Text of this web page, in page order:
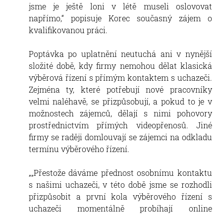
jsme je ještě loni v létě museli oslovovat
napřímo,“ popisuje Korec současný zájem o
kvalifikovanou práci.
Poptávka po uplatnění neutuchá ani v nynější
složité době, kdy firmy nemohou dělat klasická
výběrová řízení s přímým kontaktem s uchazeči.
Zejména ty, které potřebují nové pracovníky
velmi naléhavě, se přizpůsobují, a pokud to je v
možnostech zájemců, dělají s nimi pohovory
prostřednictvím přímých videopřenosů. Jiné
firmy se raději domlouvají se zájemci na odkladu
termínu výběrového řízení.
„„Přestože dáváme přednost osobnímu kontaktu
s našimi uchazeči, v této době jsme se rozhodli
přizpůsobit a první kola výběrového řízení s
uchazeči momentálně probíhají online